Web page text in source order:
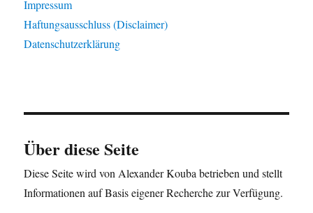
Impressum
Haftungsausschluss (Disclaimer)
Datenschutzerklärung
Über diese Seite
Diese Seite wird von Alexander Kouba betrieben und stellt
Informationen auf Basis eigener Recherche zur Verfügung.